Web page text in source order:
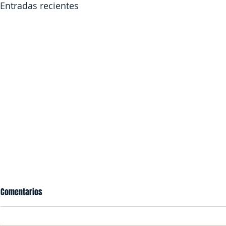
Entradas recientes
Comentarios